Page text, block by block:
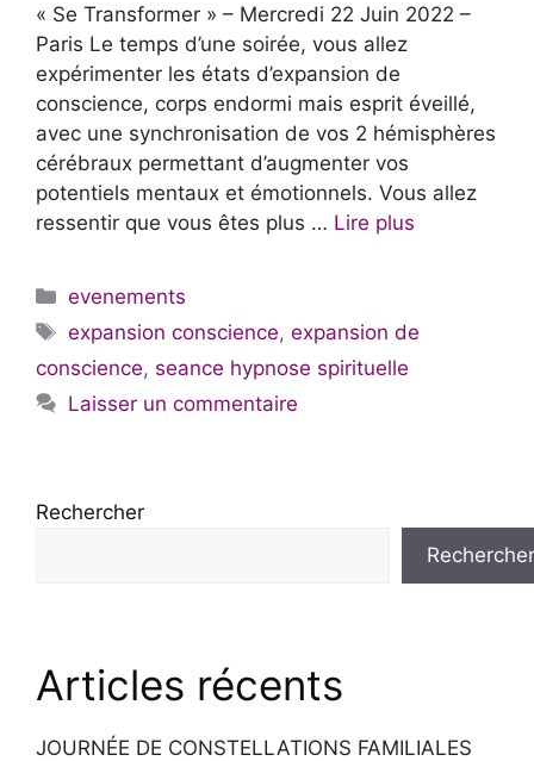
« Se Transformer » – Mercredi 22 Juin 2022 –
Paris Le temps d’une soirée, vous allez
expérimenter les états d’expansion de
conscience, corps endormi mais esprit éveillé,
avec une synchronisation de vos 2 hémisphères
cérébraux permettant d’augmenter vos
potentiels mentaux et émotionnels. Vous allez
ressentir que vous êtes plus … Lire plus
Catégories
evenements
Étiquettes
expansion conscience,expansion de
conscience, seance hypnose spirituelle
Laisser un commentaire
Rechercher
Rechercher
Articles récents
JOURNÉE DE CONSTELLATIONS FAMILIALES